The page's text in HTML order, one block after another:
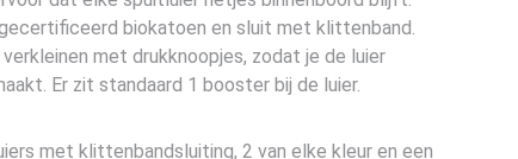
biokatoen en sluit met klittenband.
met drukknoopjes, zodat je de luier
Er zit standaard 1 booster bij de luier.
met klittenbandsluiting, 2 van elke kleur en een